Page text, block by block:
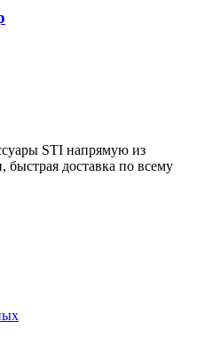
STI напрямую из
доставка по всему